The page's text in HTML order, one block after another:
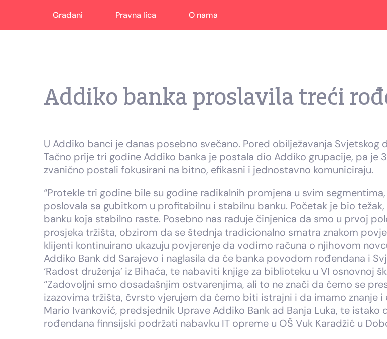
Građani Pravna lica O nama
Addiko banka proslavila treći
U Addiko banci je danas posebno svečano. Pored obilježavanja
Tačno prije tri godine Addiko banka je postala dio Addiko grupacije, pa je
zvanično postali fokusirani na bitno, efikasni i jednostavno komuniciraju.
“Protekle tri godine bile su godine radikalnih promjena u svim
poslovala sa gubitkom u profitabilnu i stabilnu banku. Početak je bio
banku koja stabilno raste. Posebno nas raduje činjenica da smo u prvoj
prosjeka tržišta, obzirom da se štednja tradicionalno smatra znakom
klijenti kontinuirano ukazuju povjerenje da vodimo računa o njihovom
Addiko Bank dd Sarajevo i naglasila da će banka povodom rođendana i
‘Radost druženja’ iz Bihaća, te nabaviti knjige za biblioteku u VI osnovnoj
“Zadovoljni smo dosadašnjim ostvarenjima, ali to ne znači da ćemo se
izazovima tržišta, čvrsto vjerujem da ćemo biti istrajni i da imamo znanje
Mario Ivanković, predsjednik Uprave Addiko Bank ad Banja Luka, te
rođendana finnsijski podržati nabavku IT opreme u OŠ Vuk Karadžić u